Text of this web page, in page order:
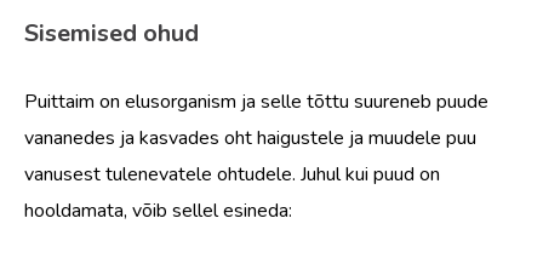
Sisemised ohud
Puittaim on elusorganism ja selle tõttu suureneb puude
vananedes ja kasvades oht haigustele ja muudele puu
vanusest tulenevatele ohtudele. Juhul kui puud on
hooldamata, võib sellel esineda: